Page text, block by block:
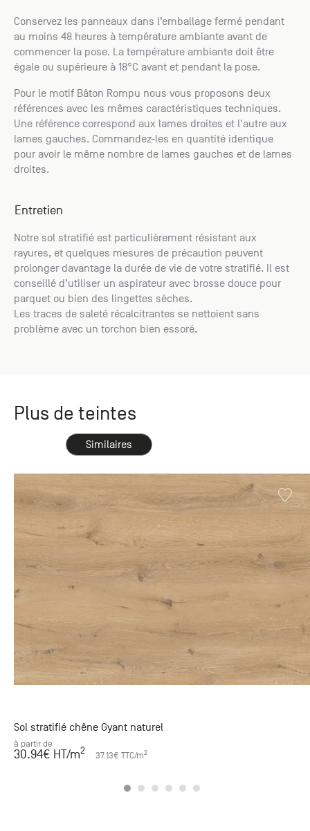
Conservez les panneaux dans l’emballage fermé pendant
au moins 48 heures à température ambiante avant de
commencer la pose. La température ambiante doit être
égale ou supérieure à 18°C avant et pendant la pose.
Pour le motif Bâton Rompu nous vous proposons deux
références avec les mêmes caractéristiques techniques.
Une référence correspond aux lames droites et l'autre aux
lames gauches. Commandez-les en quantité identique
pour avoir le même nombre de lames gauches et de lames
droites.
Entretien
Notre sol stratifié est particulièrement résistant aux
rayures, et quelques mesures de précaution peuvent
prolonger davantage la durée de vie de votre stratifié. Il est
conseillé d’utiliser un aspirateur avec brosse douce pour
parquet ou bien des lingettes sèches.
Les traces de saleté récalcitrantes se nettoient sans
problème avec un torchon bien essoré.
Plus de teintes
Similaires
Sol stratifié chêne Gyant naturel
à partir de
30.94€ HT/m2 37.13€ TTC/m2